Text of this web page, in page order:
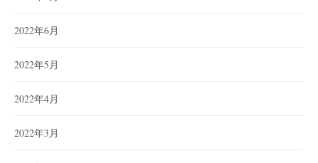
2022年6月
2022年5月
2022年4月
2022年3月